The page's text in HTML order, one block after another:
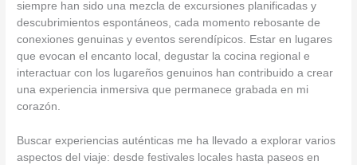
siempre han sido una mezcla de excursiones planificadas y
descubrimientos espontáneos, cada momento rebosante de
conexiones genuinas y eventos serendípicos. Estar en lugares
que evocan el encanto local, degustar la cocina regional e
interactuar con los lugareños genuinos han contribuido a crear
una experiencia inmersiva que permanece grabada en mi
corazón.
Buscar experiencias auténticas me ha llevado a explorar varios
aspectos del viaje: desde festivales locales hasta paseos en